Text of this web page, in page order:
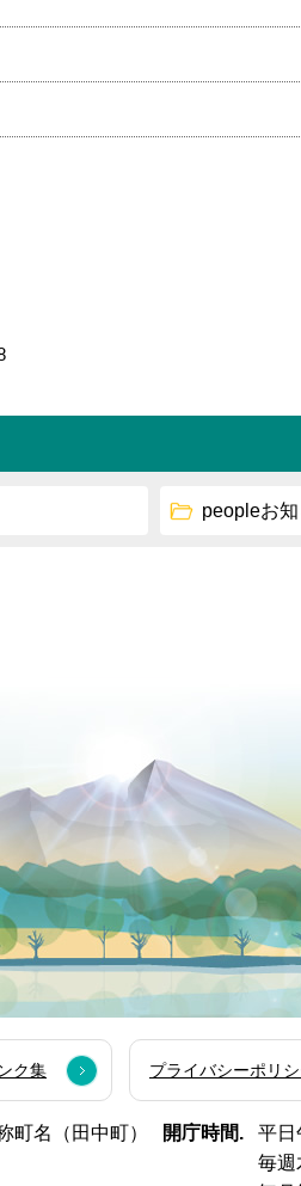
peopleお
ク集 プライバシーポリ
町名（田中町）
開庁時間.
平日
毎週